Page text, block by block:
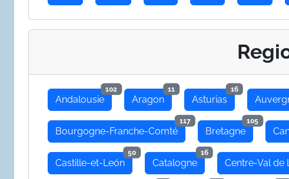
Andalousie
102
Aragon
11
Asturias
16
Bourgogne-Franche-Comté
117
Bretagne
105
Castille-et-León
50
Catalogne
16
Centre-Val de